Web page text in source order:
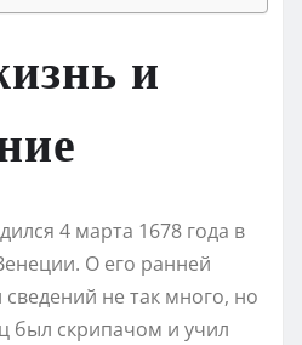
и
4 марта 1678 года в
О его ранней
не так много, но
был скрипачом и учил